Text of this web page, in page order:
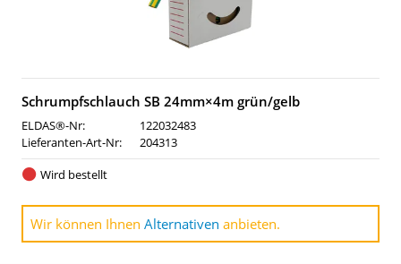
Schrumpfschlauch SB 24mm×4m grün/gelb
ELDAS®-Nr:
122032483
Lieferanten-Art-Nr:
204313
Wird bestellt
Wir können Ihnen Alternativen anbieten.